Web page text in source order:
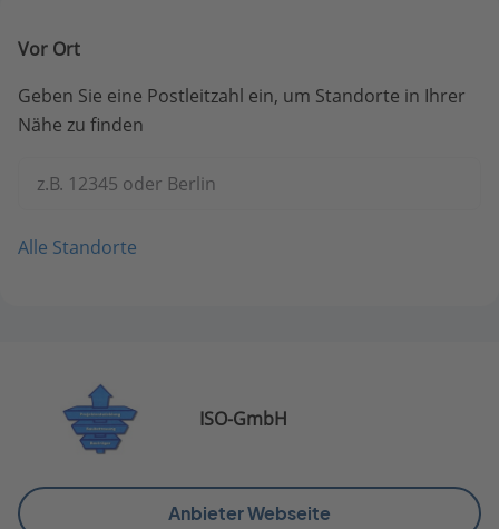
Vor Ort
Geben Sie eine Postleitzahl ein, um Standorte in Ihrer
Nähe zu finden
z.B. 12345 oder Berlin
Alle Standorte
ISO-GmbH
Anbieter Webseite